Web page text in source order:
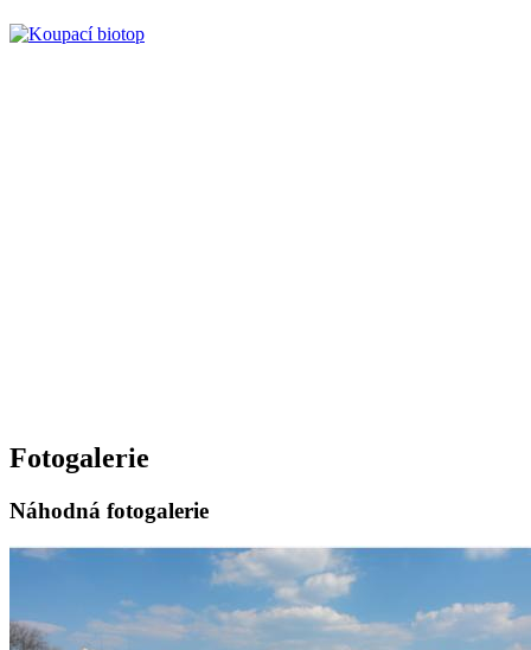
Fotogalerie
Náhodná fotogalerie